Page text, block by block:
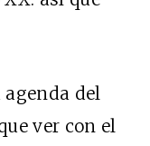
del
ver con el